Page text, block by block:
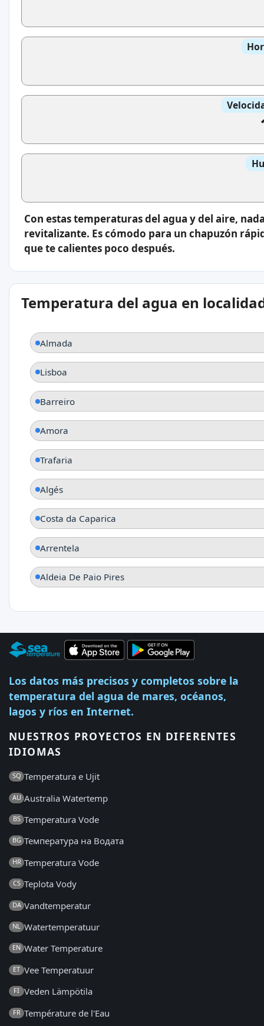
Con estas temperaturas del agua y del aire,
revitalizante. Es cómodo para un chapuzón
que te calientes poco después.
Temperatura del agua en
Almada
Lisboa
Barreiro
Amora
Trafaria
Algés
Costa da Caparica
Arrentela
Aldeia De Paio Pires
Los datos más precisos y completos sobre la
temperatura del agua de mares, océanos,
lagos y ríos en Internet.
NUESTROS PROYECTOS EN DIFERENTES
IDIOMAS
SQ Temperatura e Ujit
AU Australia Watertemp
BS Temperatura Vode
BG Температура на Водата
HR Temperatura Vode
CS Teplota Vody
DA Vandtemperatur
NL Watertemperatuur
EN Water Temperature
ET Vee Temperatuur
FI Veden Lämpötila
FR Température de l'Eau